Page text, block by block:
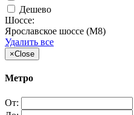
Дешево
Шоссе:
Ярославское шоссе (М8)
Удалить все
×Close
Метро
От: